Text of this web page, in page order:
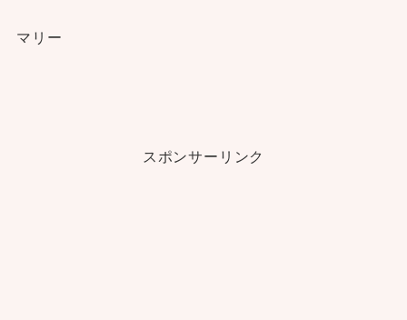
マリー
スポンサーリンク